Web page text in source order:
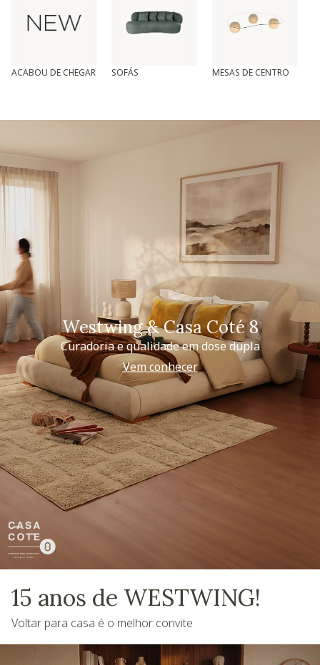
ACABOU DE CHEGAR SOFÁS MESAS DE CENTRO
Westwing & Casa Coté 8
Curadoria e qualidade em dose dupla
Vem conhecer
15 anos de WESTWING!
Voltar para casa é o melhor convite